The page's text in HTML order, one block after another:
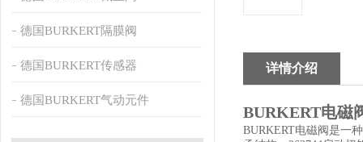
德国BURKERT隔膜阀
德国BURKERT传感器
德国BURKERT气动元件
详情介绍
BURKERT电磁
BURKERT电磁阀是一